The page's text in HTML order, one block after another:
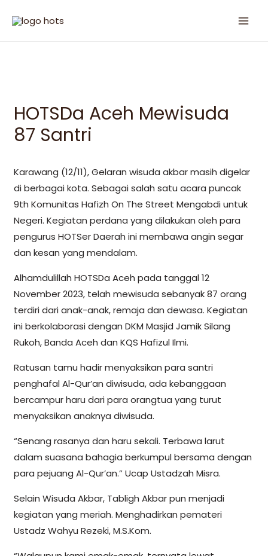
HOTSDa Aceh Mewisuda
87 Santri
Karawang (12/11), Gelaran wisuda akbar masih digelar
di berbagai kota. Sebagai salah satu acara puncak
9th Komunitas Hafizh On The Street Mengabdi untuk
Negeri. Kegiatan perdana yang dilakukan oleh para
pengurus HOTSer Daerah ini membawa angin segar
dan kesan yang mendalam.
Alhamdulillah HOTSDa Aceh pada tanggal 12
November 2023, telah mewisuda sebanyak 87 orang
terdiri dari anak-anak, remaja dan dewasa. Kegiatan
ini berkolaborasi dengan DKM Masjid Jamik Silang
Rukoh, Banda Aceh dan KQS Hafizul Ilmi.
Ratusan tamu hadir menyaksikan para santri
penghafal Al-Qur’an diwisuda, ada kebanggaan
bercampur haru dari para orangtua yang turut
menyaksikan anaknya diwisuda.
“Senang rasanya dan haru sekali. Terbawa larut
dalam suasana bahagia berkumpul bersama dengan
para pejuang Al-Qur’an.” Ucap Ustadzah Misra.
Selain Wisuda Akbar, Tabligh Akbar pun menjadi
kegiatan yang meriah. Menghadirkan pemateri
Ustadz Wahyu Rezeki, M.S.Kom.